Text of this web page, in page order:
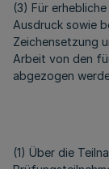
(3) Für
Ausdruck sowie
Zeichensetzung
Arbeit von den
abgezogen
(1) Über die